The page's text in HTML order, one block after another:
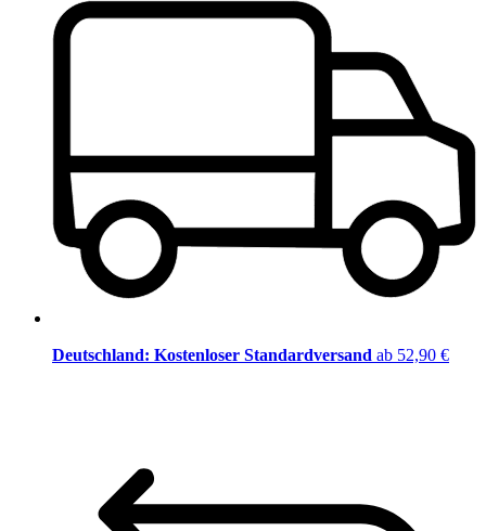
Deutschland: Kostenloser Standardversand ab 52,90 €